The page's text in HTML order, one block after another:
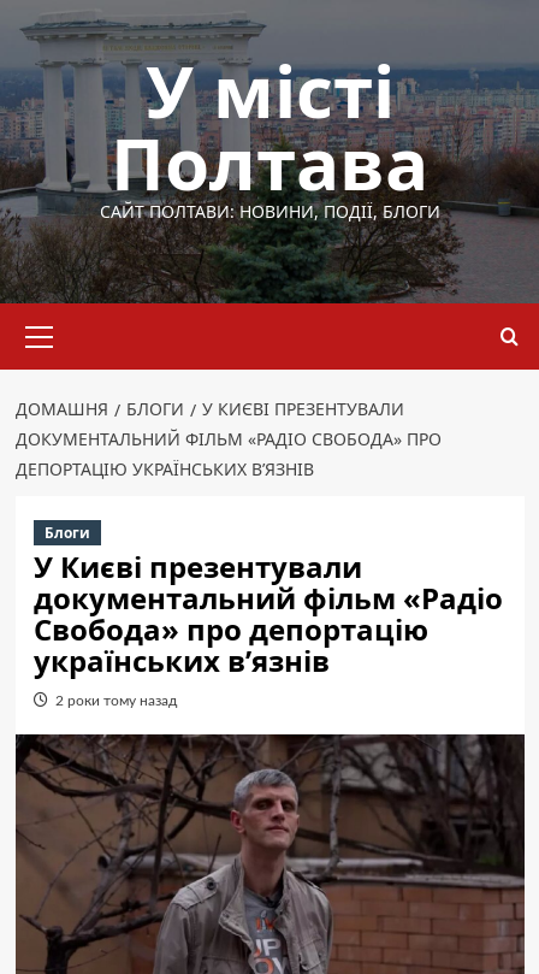
Перейти
вмісту
У місті
Полтава
САЙТ ПОЛТАВИ: НОВИНИ, ПОДІЇ, БЛОГИ
меню
ДОМАШНЯ БЛОГИ
У КИЄВІ ПРЕЗЕНТУВАЛИ
ДОКУМЕНТАЛЬНИЙ ФІЛЬМ «РАДІО СВОБОДА» ПРО
ДЕПОРТАЦІЮ УКРАЇНСЬКИХ В’ЯЗНІВ
Блоги
У Києві презентували
документальний фільм «Радіо
Свобода» про депортацію
українських в’язнів
2 роки тому назад